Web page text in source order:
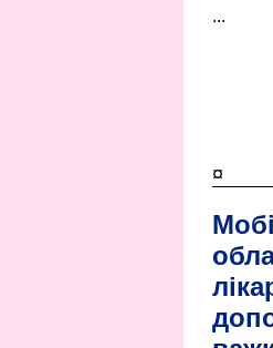
...
¤